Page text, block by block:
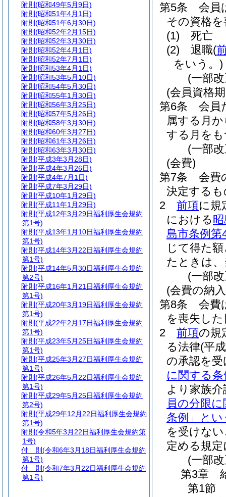
第5条
会員
その資格
(1)
死亡
(2)
退職(
をいう。)
(一部
(会員資格
第6条
会員
属する月
する月を
(一部
(会費)
第7条
会費
決定する
2
前項に規
における
島市条例第
じて得た
たときは
(一部
(会費の納
第8条
会費
を喪失し
2
前項の規
る法律(平
の承認を
に関する条
より家族
員の分限
条例」とい
を受けな
定める規
(一部
第3章
第1節
附則 (昭和49年5月9日)
附則 (昭和51年4月1日)
附則 (昭和51年6月30日)
附則 (昭和52年2月15日)
附則 (昭和52年3月30日)
附則 (昭和52年4月1日)
附則 (昭和52年7月1日)
附則 (昭和53年4月1日)
附則 (昭和53年5月10日)
附則 (昭和54年5月30日)
附則 (昭和55年1月30日)
附則 (昭和56年3月25日)
附則 (昭和57年5月26日)
附則 (昭和58年3月30日)
附則 (昭和60年3月27日)
附則 (昭和61年3月26日)
附則 (昭和63年3月30日)
附則 (平成3年3月28日)
附則 (平成4年3月26日)
附則 (平成4年7月1日)
附則 (平成7年3月29日)
附則 (平成10年1月29日)
附則 (平成11年1月29日)
附則 (平成12年3月29日福利厚生会規約
第1号)
附則 (平成13年1月10日福利厚生会規約
第1号)
附則 (平成14年3月22日福利厚生会規約
第1号)
附則 (平成14年5月30日福利厚生会規約
第2号)
附則 (平成16年1月21日福利厚生会規約
第1号)
附則 (平成20年3月19日福利厚生会規約
第1号)
附則 (平成22年2月17日福利厚生会規約
第1号)
附則 (平成23年5月25日福利厚生会規約
第1号)
附則 (平成25年3月27日福利厚生会規約
第1号)
附則 (平成26年5月22日福利厚生会規約
第1号)
附則 (平成29年5月25日福利厚生会規約
第2号)
附則 (平成29年12月22日福利厚生会規約
第1号)
附則 (令和5年3月22日福利厚生会規約第
1号)
付 則 (令和6年3月18日福利厚生会規約
第1号)
付 則 (令和7年3月22日福利厚生会規約
第1号)